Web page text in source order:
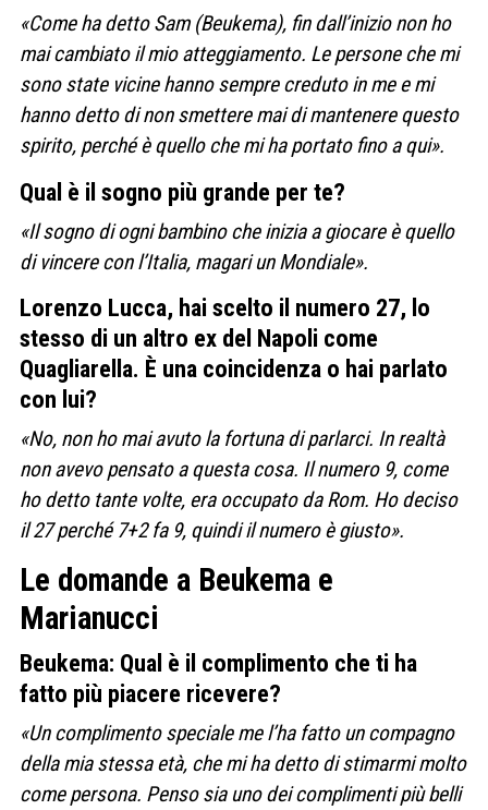
«Come ha detto Sam (Beukema), fin dall’inizio non ho
mai cambiato il mio atteggiamento. Le persone che mi
sono state vicine hanno sempre creduto in me e mi
hanno detto di non smettere mai di mantenere questo
spirito, perché è quello che mi ha portato fino a qui».
Qual è il sogno più grande per te?
«Il sogno di ogni bambino che inizia a giocare è quello
di vincere con l’Italia, magari un Mondiale».
Lorenzo Lucca, hai scelto il numero 27, lo
stesso di un altro ex del Napoli come
Quagliarella. È una coincidenza o hai parlato
con lui?
«No, non ho mai avuto la fortuna di parlarci. In realtà
non avevo pensato a questa cosa. Il numero 9, come
ho detto tante volte, era occupato da Rom. Ho deciso
il 27 perché 7+2 fa 9, quindi il numero è giusto».
Le domande a Beukema e
Marianucci
Beukema: Qual è il complimento che ti ha
fatto più piacere ricevere?
«Un complimento speciale me l’ha fatto un compagno
della mia stessa età, che mi ha detto di stimarmi molto
come persona. Penso sia uno dei complimenti più belli